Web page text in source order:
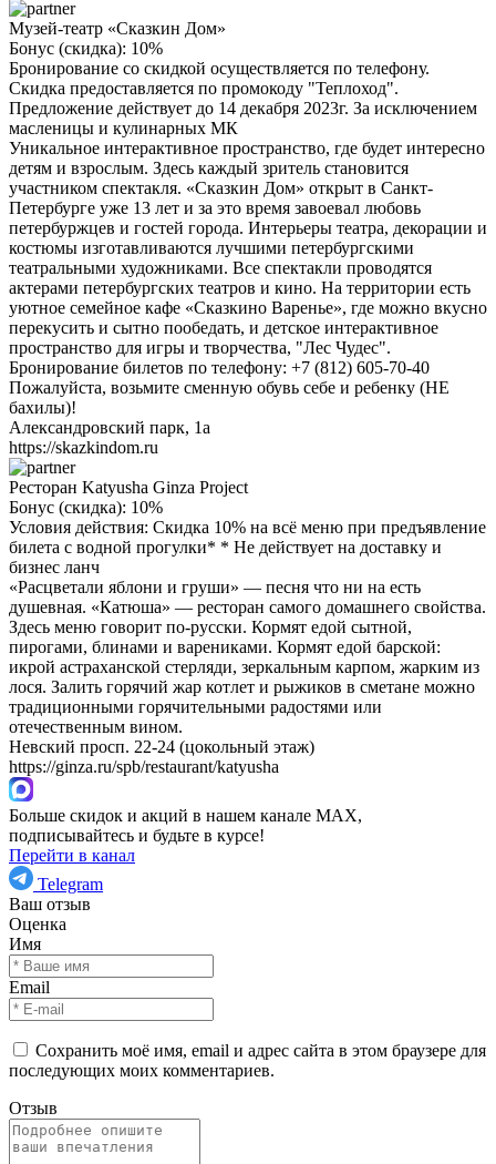
Музей-театр «Сказкин Дом»
Бонус (скидка): 10%
Бронирование со скидкой осуществляется по телефону.
Скидка предоставляется по промокоду "Теплоход".
Предложение действует до 14 декабря 2023г. За исключением
масленицы и кулинарных МК
Уникальное интерактивное пространство, где будет интересно
детям и взрослым. Здесь каждый зритель становится
участником спектакля. «Сказкин Дом» открыт в Санкт-
Петербурге уже 13 лет и за это время завоевал любовь
петербуржцев и гостей города. Интерьеры театра, декорации и
костюмы изготавливаются лучшими петербургскими
театральными художниками. Все спектакли проводятся
актерами петербургских театров и кино. На территории есть
уютное семейное кафе «Сказкино Варенье», где можно вкусно
перекусить и сытно пообедать, и детское интерактивное
пространство для игры и творчества, "Лес Чудес".
Бронирование билетов по телефону: +7 (812) 605-70-40
Пожалуйста, возьмите сменную обувь себе и ребенку (НЕ
бахилы)!
Александровский парк, 1а
https://skazkindom.ru
Ресторан Katyusha Ginza Project
Бонус (скидка): 10%
Условия действия: Скидка 10% на всё меню при предъявление
билета с водной прогулки* * Не действует на доставку и
бизнес ланч
«Расцветали яблони и груши» — песня что ни на есть
душевная. «Катюша» — ресторан самого домашнего свойства.
Здесь меню говорит по-русски. Кормят едой сытной,
пирогами, блинами и варениками. Кормят едой барской:
икрой астраханской стерляди, зеркальным карпом, жарким из
лося. Залить горячий жар котлет и рыжиков в сметане можно
традиционными горячительными радостями или
отечественным вином.
Невский просп. 22-24 (цокольный этаж)
https://ginza.ru/spb/restaurant/katyusha
Больше скидок и акций в нашем канале MAX,
подписывайтесь и будьте в курсе!
Перейти в канал
Telegram
Ваш отзыв
Оценка
Имя
Email
Сохранить моё имя, email и адрес сайта в этом браузере для
последующих моих комментариев.
Отзыв